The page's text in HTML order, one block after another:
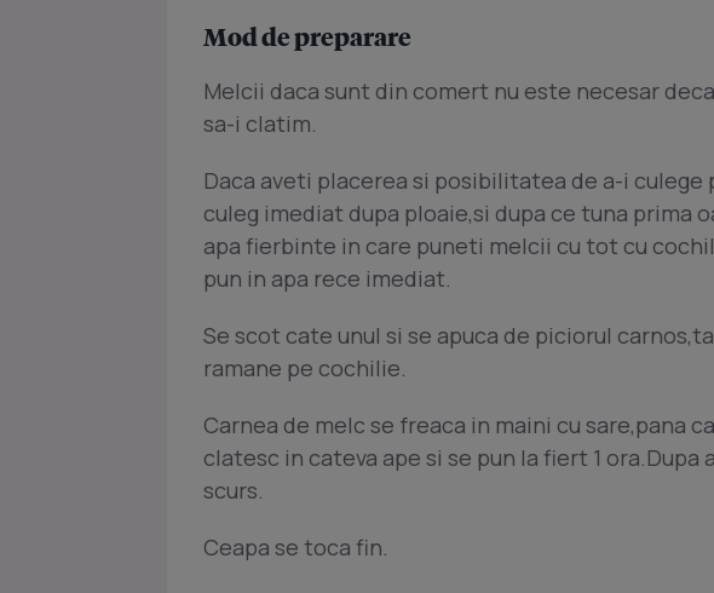
Mod de preparare
Melcii daca sunt din comert nu este necesar
sa-i clatim.
Daca aveti placerea si posibilitatea de a-i
culeg imediat dupa ploaie,si dupa ce tuna prima
apa fierbinte in care puneti melcii cu tot cu
pun in apa rece imediat.
Se scot cate unul si se apuca de piciorul
ramane pe cochilie.
Carnea de melc se freaca in maini cu sare,pana
clatesc in cateva ape si se pun la fiert 1 ora.Dupa
scurs.
Ceapa se toca fin.